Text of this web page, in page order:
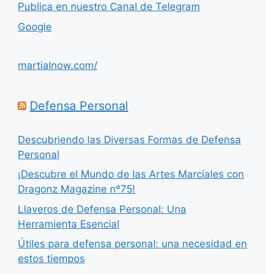
Publica en nuestro Canal de Telegram
Google
martialnow.com/
Defensa Personal
Descubriendo las Diversas Formas de Defensa
Personal
¡Descubre el Mundo de las Artes Marciales con
Dragonz Magazine nº75!
Llaveros de Defensa Personal: Una
Herramienta Esencial
Útiles para defensa personal: una necesidad en
estos tiempos